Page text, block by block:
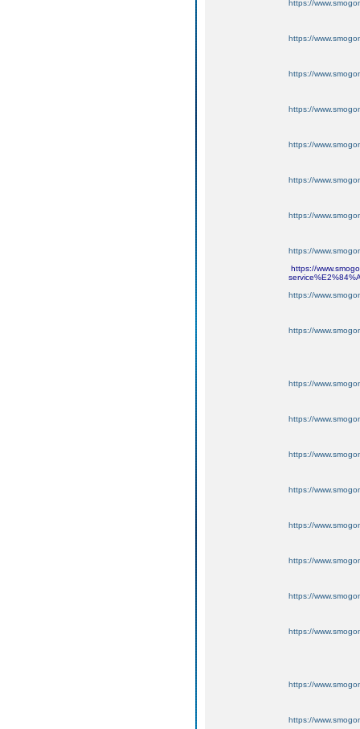
https://
https://
https://
https://
https://
https://
https://
https://
https://
https://
https://
https://
https://
https://
https://
https://
https://
https://
https://
https://
https://